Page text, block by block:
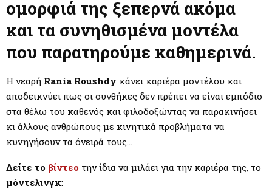
E
U
ομορφιά της ξεπερνά ακόμα
και τα συνηθισμένα μοντέλα
που παρατηρούμε καθημερινά.
Η νεαρή Rania Roushdy κάνει καριέρα μοντέλου και
αποδεικνύει πως οι συνθήκες δεν πρέπει να είναι εμπόδιο
στα θέλω του καθενός και φιλοδοξώντας να παρακινήσει
κι άλλους ανθρώπους με κινητικά προβλήματα να
κυνηγήσουν τα όνειρά τους…
Δείτε το βίντεο την ίδια να μιλάει για την καριέρα της, το
μόντελινγκ: